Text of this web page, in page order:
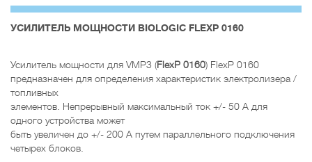
УСИЛИТЕЛЬ МОЩНОСТИ BIOLOGIC FLEXP 0160
Усилитель мощности для VMP3 (FlexP 0160) FlexP 0160
предназначен для определения характеристик электролизера /
топливных
элементов. Непрерывный максимальный ток +/- 50 А для
одного устройства может
быть увеличен до +/- 200 А путем параллельного подключения
четырех блоков.